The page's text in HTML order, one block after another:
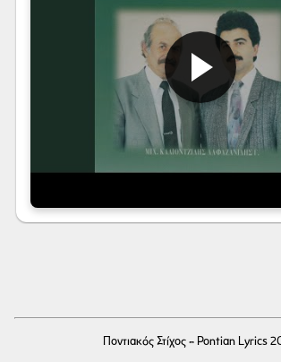
Ποντιακός Στίχος - Pontian Lyrics